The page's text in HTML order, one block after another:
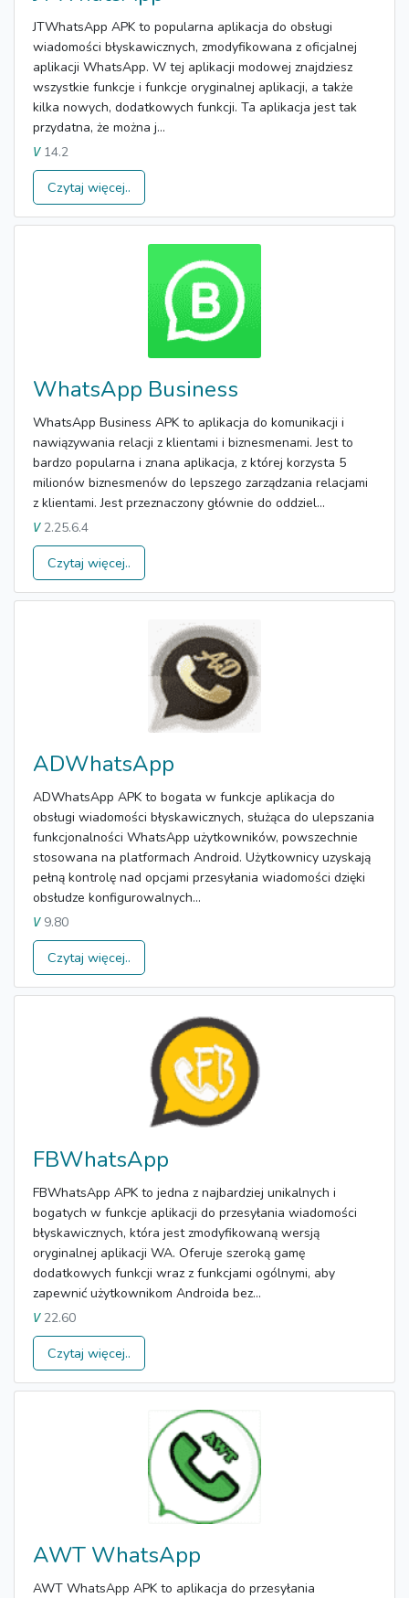
JTWhatsApp APK to popularna aplikacja do obsługi
wiadomości błyskawicznych, zmodyfikowana z oficjalnej
aplikacji WhatsApp. W tej aplikacji modowej znajdziesz
wszystkie funkcje i funkcje oryginalnej aplikacji, a także
kilka nowych, dodatkowych funkcji. Ta aplikacja jest tak
przydatna, że ​​można j...
V14.2
Czytaj więcej..
WhatsApp Business
WhatsApp Business APK to aplikacja do komunikacji i
nawiązywania relacji z klientami i biznesmenami. Jest to
bardzo popularna i znana aplikacja, z której korzysta 5
milionów biznesmenów do lepszego zarządzania relacjami
z klientami. Jest przeznaczony głównie do oddziel...
V2.25.6.4
Czytaj więcej..
ADWhatsApp
ADWhatsApp APK to bogata w funkcje aplikacja do
obsługi wiadomości błyskawicznych, służąca do ulepszania
funkcjonalności WhatsApp użytkowników, powszechnie
stosowana na platformach Android. Użytkownicy uzyskają
pełną kontrolę nad opcjami przesyłania wiadomości dzięki
obsłudze konfigurowalnych...
V9.80
Czytaj więcej..
FBWhatsApp
FBWhatsApp APK to jedna z najbardziej unikalnych i
bogatych w funkcje aplikacji do przesyłania wiadomości
błyskawicznych, która jest zmodyfikowaną wersją
oryginalnej aplikacji WA. Oferuje szeroką gamę
dodatkowych funkcji wraz z funkcjami ogólnymi, aby
zapewnić użytkownikom Androida bez...
V22.60
Czytaj więcej..
AWT WhatsApp
AWT WhatsApp APK to aplikacja do przesyłania